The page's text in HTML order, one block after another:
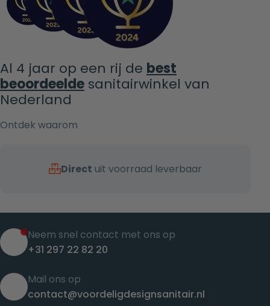
Al 4 jaar op een rij de best
beoordeelde sanitairwinkel van
Nederland
Ontdek waarom
Direct uit voorraad leverbaar
Neem snel contact met ons op
+31 297 22 82 20
Mail ons op
contact@voordeligdesignsanitair.nl